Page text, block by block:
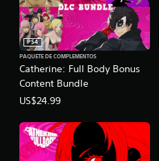
Catherine: Full Body Bonus
Content Bundle
PS4
PAQUETE DE COMPLEMENTOS
US$24.99